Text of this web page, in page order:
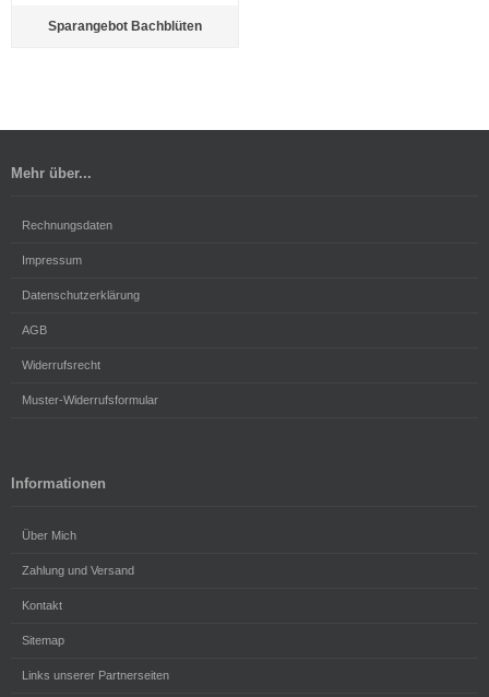
Sparangebot Bachblüten
Mehr über...
Rechnungsdaten
Impressum
Datenschutzerklärung
AGB
Widerrufsrecht
Muster-Widerrufsformular
Informationen
Über Mich
Zahlung und Versand
Kontakt
Sitemap
Links unserer Partnerseiten